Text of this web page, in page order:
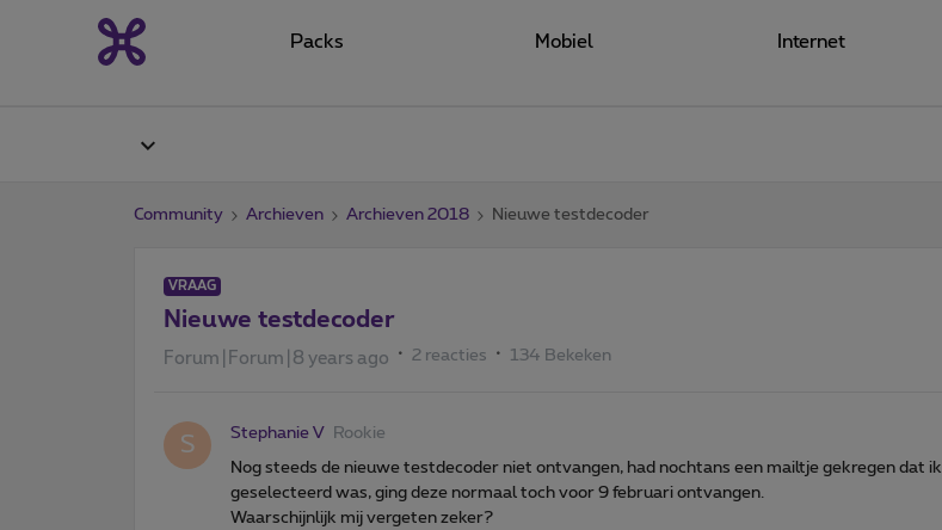
Packs Mobiel Internet
Community Archieven Archieven 2018 Nieuwe testdecoder
VRAAG
Nieuwe testdecoder
Forum|Forum|8 years ago 2 reacties 134 Bekeken
S Stephanie V Rookie
Nog steeds de nieuwe testdecoder niet ontvangen, had nochtans een mailtje gekregen dat ik
geselecteerd was, ging deze normaal toch voor 9 februari ontvangen.
Waarschijnlijk mij vergeten zeker?